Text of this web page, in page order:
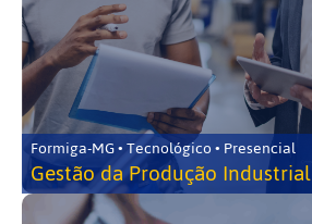
Formiga-MG • Tecnológico • Presencial
Gestão da Produção Industrial